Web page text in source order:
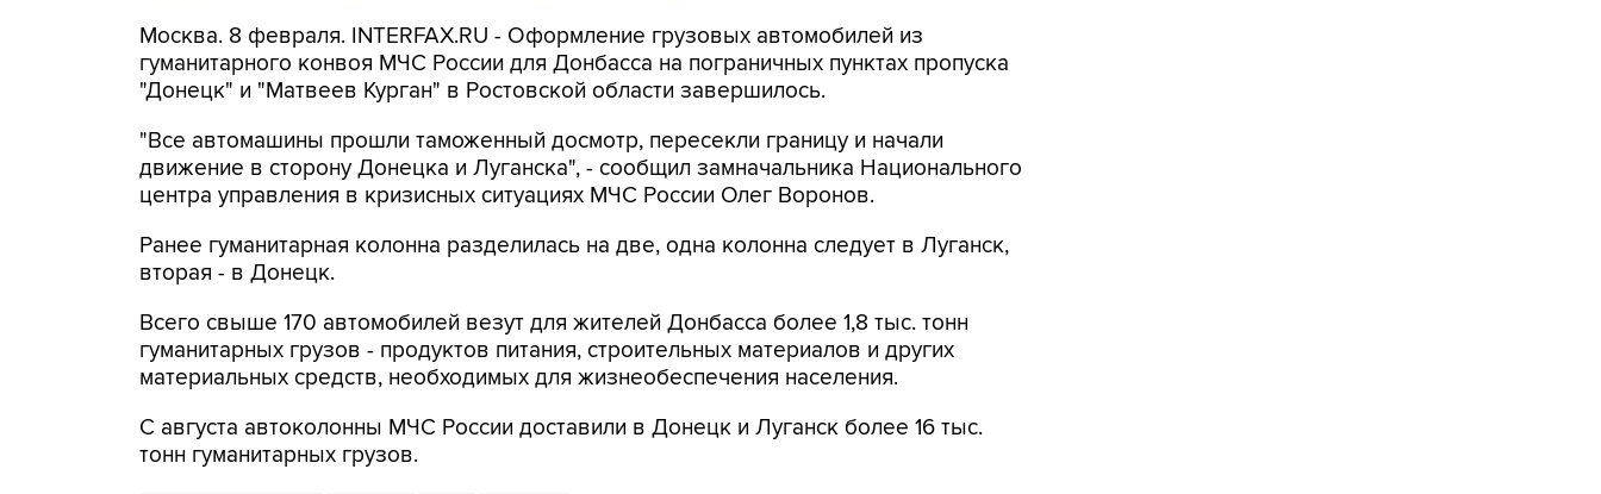
Москва. 8 февраля. INTERFAX.RU - Оформление грузовых автомобилей из
гуманитарного конвоя МЧС России для Донбасса на пограничных пунктах пропуска
"Донецк" и "Матвеев Курган" в Ростовской области завершилось.
"Все автомашины прошли таможенный досмотр, пересекли границу и начали
движение в сторону Донецка и Луганска", - сообщил замначальника Национального
центра управления в кризисных ситуациях МЧС России Олег Воронов.
Ранее гуманитарная колонна разделилась на две, одна колонна следует в Луганск,
вторая - в Донецк.
Всего свыше 170 автомобилей везут для жителей Донбасса более 1,8 тыс. тонн
гуманитарных грузов - продуктов питания, строительных материалов и других
материальных средств, необходимых для жизнеобеспечения населения.
С августа автоколонны МЧС России доставили в Донецк и Луганск более 16 тыс.
тонн гуманитарных грузов.